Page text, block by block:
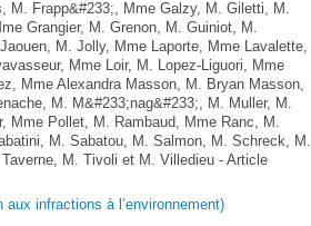
M. Frapp&#233;, Mme Galzy, M. Giletti, M.
Grangier, M. Grenon, M. Guiniot, M.
M. Jolly, Mme Laporte, Mme Lavalette,
Mme Loir, M. Lopez-Liguori, Mme
Mme Alexandra Masson, M. Bryan Masson,
M. M&#233;nag&#233;, M. Muller, M.
Mme Pollet, M. Rambaud, Mme Ranc, M.
M. Sabatou, M. Salmon, M. Schreck, M.
M. Tivoli et M. Villedieu - Article
infractions à l’environnement)